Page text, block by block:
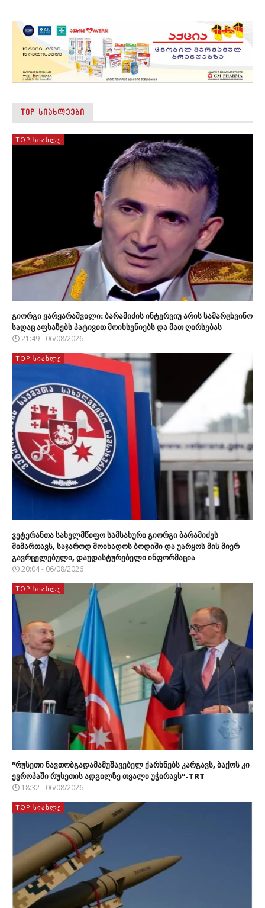
TOP ᲡᲘᲐᲮᲚᲔᲔᲑᲘ
TOP ᲡᲘᲐᲮᲚᲔ
გიორგი ყარყარაშვილი: ბარამიძის ინტერვიუ არის სამარცხვინო
სადაც აფხაზებს პატივით მოიხსენიებს და მათ ღირსებას
21:49 - 06/08/2026
TOP ᲡᲘᲐᲮᲚᲔ
ვეტერანთა სახელმწიფო სამსახური გიორგი ბარამიძეს
მიმართავს, საჯაროდ მოიხადოს ბოდიში და უარყოს მის მიერ
გავრცელებული, დაუდასტურებელი ინფორმაცია
20:04 - 06/08/2026
TOP ᲡᲘᲐᲮᲚᲔ
“რუსეთი ნავთობგადამამუშავებელ ქარხნებს კარგავს, ბაქოს კი
ევროპაში რუსეთის ადგილზე თვალი უჭირავს”-TRT
18:32 - 06/08/2026
TOP ᲡᲘᲐᲮᲚᲔ